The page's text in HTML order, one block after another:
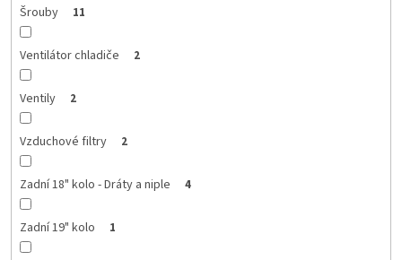
Šrouby 11
Ventilátor chladiče 2
Ventily 2
Vzduchové filtry 2
Zadní 18" kolo - Dráty a niple 4
Zadní 19" kolo 1